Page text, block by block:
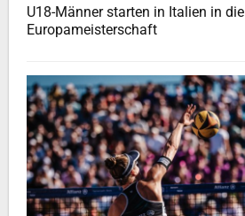
U18-Männer starten in Italien in die
Europameisterschaft